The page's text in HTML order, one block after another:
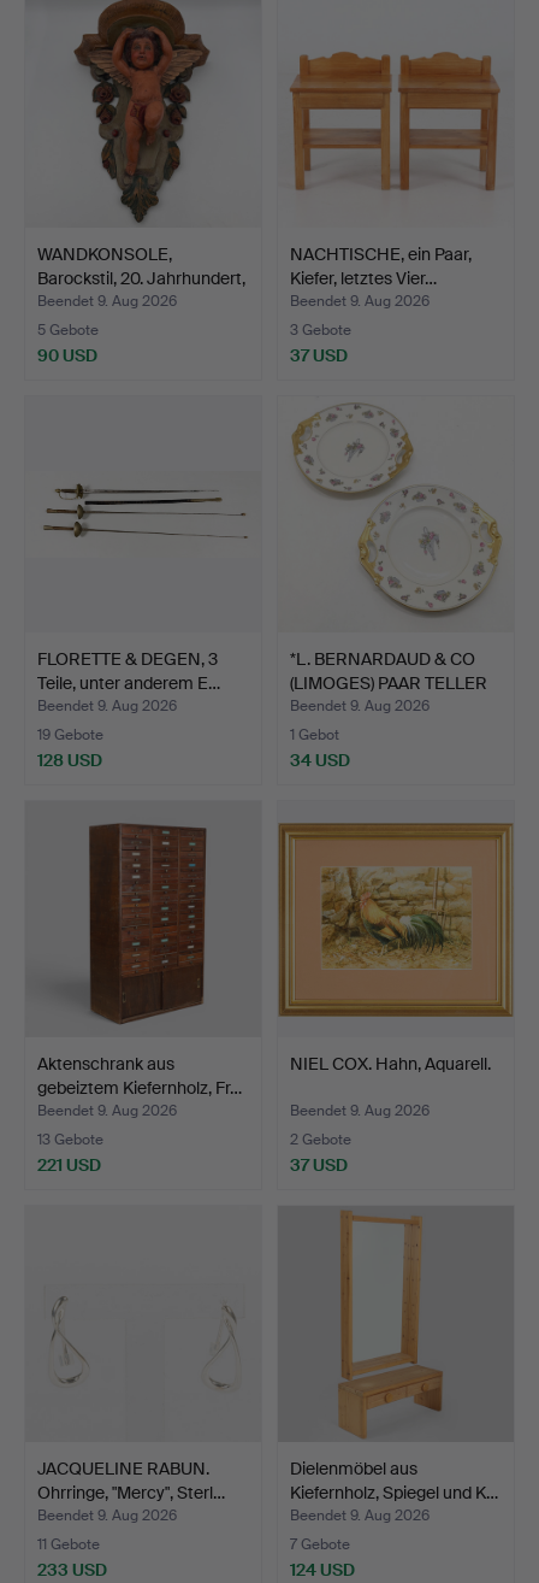
WANDKONSOLE,
Barockstil, 20. Jahrhundert,
…
Beendet 9. Aug 2026
5 Gebote
90 USD
NACHTISCHE, ein Paar,
Kiefer, letztes Vier…
Beendet 9. Aug 2026
3 Gebote
37 USD
FLORETTE & DEGEN, 3
Teile, unter anderem E…
Beendet 9. Aug 2026
19 Gebote
128 USD
*L. BERNARDAUD & CO
(LIMOGES) PAAR TELLER
…
Beendet 9. Aug 2026
1 Gebot
34 USD
Aktenschrank aus
gebeiztem Kiefernholz, Fr…
Beendet 9. Aug 2026
13 Gebote
221 USD
NIEL COX. Hahn, Aquarell.
Beendet 9. Aug 2026
2 Gebote
37 USD
JACQUELINE RABUN.
Ohrringe, "Mercy", Sterl…
Beendet 9. Aug 2026
11 Gebote
233 USD
Dielenmöbel aus
Kiefernholz, Spiegel und K…
Beendet 9. Aug 2026
7 Gebote
124 USD